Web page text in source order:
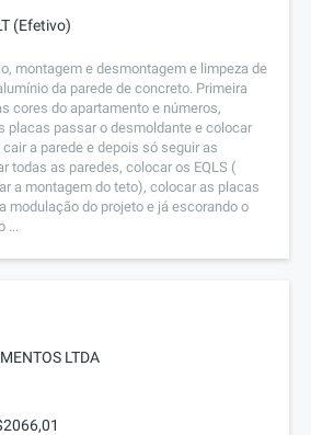
(Efetivo)
montagem e desmontagem e limpeza de
da parede de concreto. Primeira
cores do apartamento e números,
placas passar o desmoldante e colocar
a parede e depois só seguir as
todas as paredes, colocar os EQLS (
a montagem do teto), colocar as placas
modulação do projeto e já escorando o
...
LTDA